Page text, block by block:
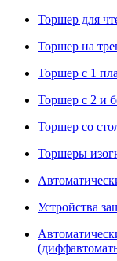
Торшер для
Торшер на
Торшер с 1
Торшер с 2 и
Торшер со
Торшеры
Устройства